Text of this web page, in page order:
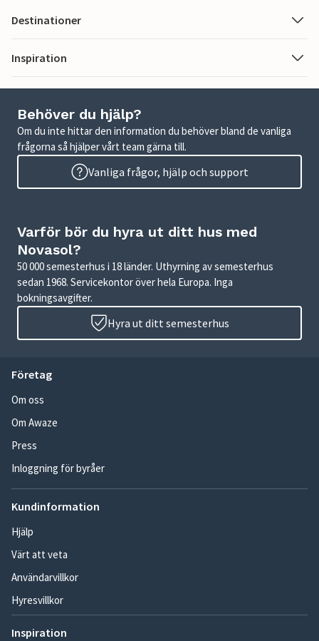
Destinationer
Inspiration
Behöver du hjälp?
Om du inte hittar den information du behöver bland de vanliga
frågorna så hjälper vårt team gärna till.
Vanliga frågor, hjälp och support
Varför bör du hyra ut ditt hus med
Novasol?
50 000 semesterhus i 18 länder. Uthyrning av semesterhus
sedan 1968. Servicekontor över hela Europa. Inga
bokningsavgifter.
Hyra ut ditt semesterhus
Företag
Om oss
Om Awaze
Press
Inloggning för byråer
Kundinformation
Hjälp
Värt att veta
Användarvillkor
Hyresvillkor
Inspiration